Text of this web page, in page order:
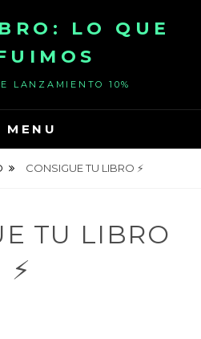
LO QUE
LANZAMIENTO 10%
MENU
CONSIGUE TU LIBRO ⚡
TU LIBRO
⚡